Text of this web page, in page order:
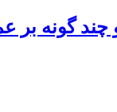
چند گونه